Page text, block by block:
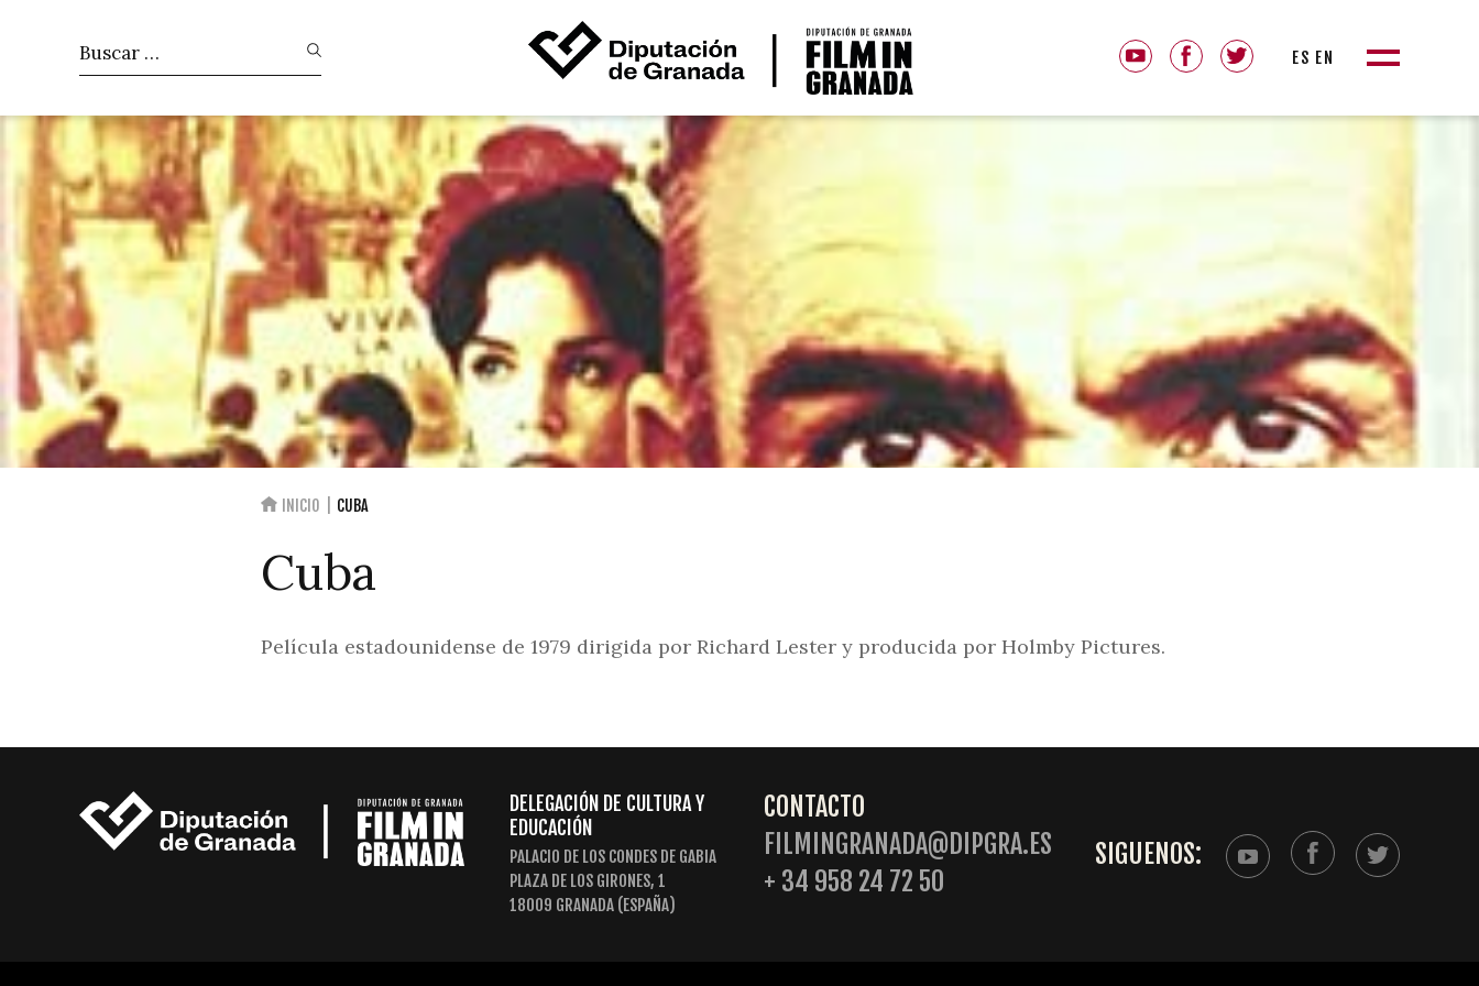
ES EN
INICIO CUBA
Cuba
Película estadounidense de 1979 dirigida por Richard Lester y producida por Holmby Pictures.
DELEGACIÓN DE CULTURA Y
EDUCACIÓN
PALACIO DE LOS CONDES DE GABIA
PLAZA DE LOS GIRONES, 1
18009 GRANADA (ESPAÑA)
CONTACTO
FILMINGRANADA@DIPGRA.ES
+ 34 958 24 72 50
SIGUENOS: